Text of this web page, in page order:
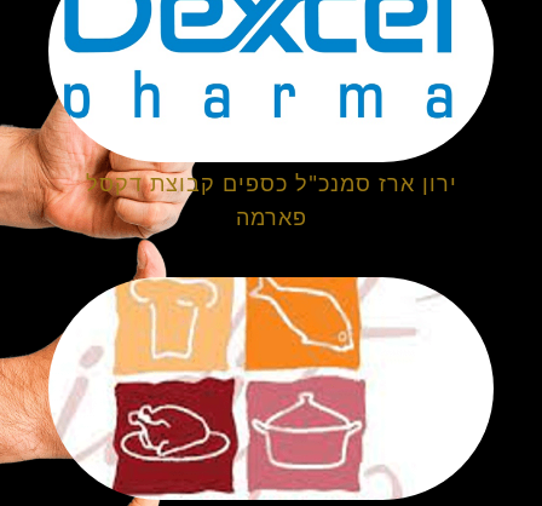
ירון ארז סמנכ"ל כספים קבוצת דקסל
פארמה